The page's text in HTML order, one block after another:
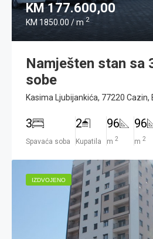
KM 177.600,00
KM 1850.00 / m2
Namješten stan sa
sobe
Kasima Ljubijankića, 77220 Cazin,
3
Spavaća soba
2
Kupatila
96
m 2
96
m 2
IZDVOJENO